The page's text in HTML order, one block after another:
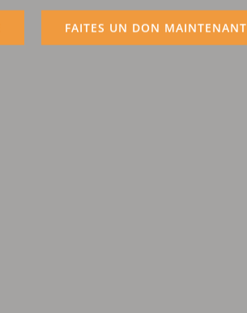
FAITES UN DON MAINTENANT